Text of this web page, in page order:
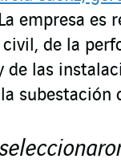
empresa es
de la
de las
la